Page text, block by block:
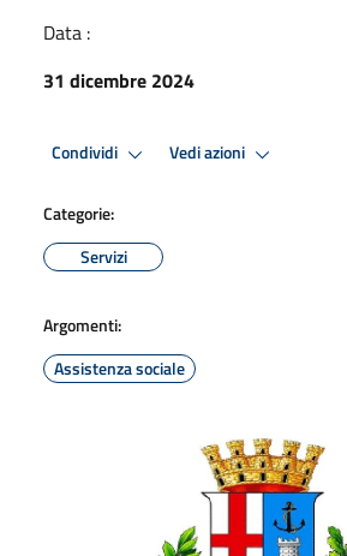
Data :
31 dicembre 2024
Condividi Vedi azioni
Categorie:
Servizi
Argomenti:
Assistenza sociale